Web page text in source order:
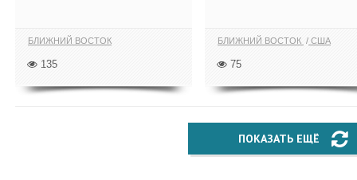
БЛИЖНИЙ ВОСТОК
135
БЛИЖНИЙ ВОСТОК США
75
ПОКАЗАТЬ ЕЩЁ